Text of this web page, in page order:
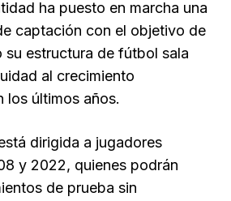
ha puesto en marcha una
captación con el objetivo de
su estructura de fútbol sala
al crecimiento
los últimos años.
dirigida a jugadores
y 2022, quienes podrán
de prueba sin